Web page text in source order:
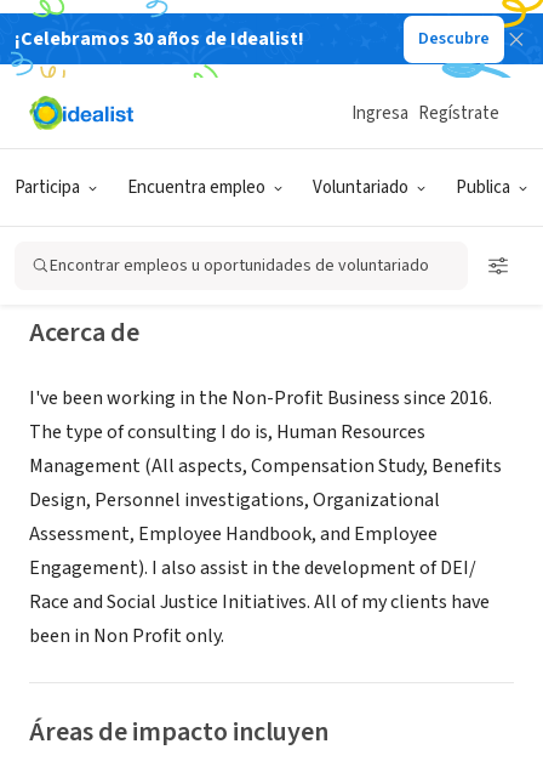
¡Celebramos 30 años de Idealist! Descubre
Participa Encuentra empleo Voluntariado Publica
Ingresa Regístrate
Encontrar empleos u oportunidades de voluntariado
CONSULTOR TERCER SECTOR
Lakay Batara, LLC- HR, DEI and Non
Profit Consultant
Edmonds, WA
Acerca de
I've been working in the Non-Profit Business since 2016.
The type of consulting I do is, Human Resources
Management (All aspects, Compensation Study, Benefits
Design, Personnel investigations, Organizational
Assessment, Employee Handbook, and Employee
Engagement). I also assist in the development of DEI/
Race and Social Justice Initiatives. All of my clients have
been in Non Profit only.
Áreas de impacto incluyen